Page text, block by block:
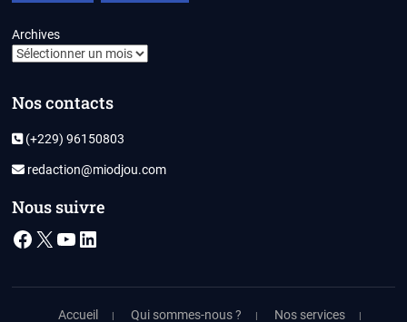
Archives
Nos contacts
(+229) 96150803
redaction@miodjou.com
Nous suivre
Facebook
X YouTube
LinkedIn
Accueil Qui sommes-nous ? Nos services